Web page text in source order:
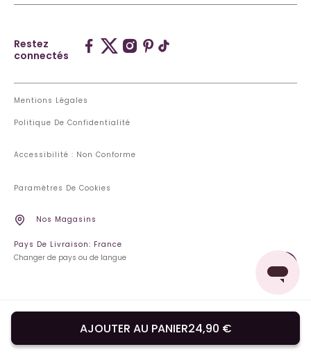
AJOUTER AU PANIER24,90 €
Restez
connectés
Mentions Légales
Politique De Confidentialité
Accessibilité : Non Conforme
Paramètres De Cookies
Nos Magasins
Pays De Livraison: France
Changer de pays ou de langue